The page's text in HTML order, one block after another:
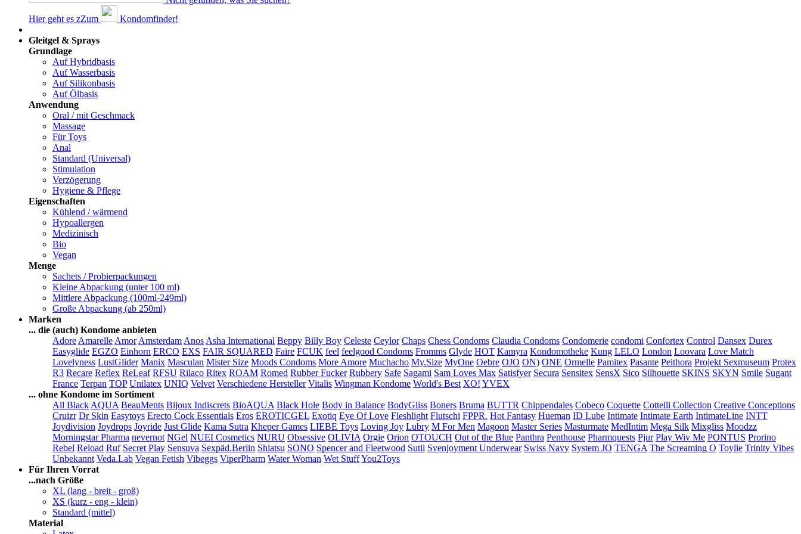
Hier geht es zZum
Kondomfinder!
Gleitgel & Sprays
Grundlage
Auf Hybridbasis
Auf Wasserbasis
Auf Silikonbasis
Auf Ölbasis
Anwendung
Oral / mit Geschmack
Massage
Für Toys
Anal
Standard (Universal)
Stimulation
Verzögerung
Hygiene & Pflege
Eigenschaften
Kühlend / wärmend
Hypoallergen
Medizinisch
Bio
Vegan
Menge
Sachets / Probierpackungen
Kleine Abpackung (unter 100 ml)
Mittlere Abpackung (100ml-249ml)
Große Abpackung (ab 250ml)
Marken
... die (auch) Kondome anbieten
Adore Amarelle Amor Amsterdam Anos Asha International Beppy Billy Boy Celeste Ceylor Chaps Chess Condoms Claudia Condoms Condomerie condomi Confortex Control Dansex Durex
Easyglide EGZO Einhorn ERCO EXS FAIR SQUARED Faire FCUK feel feelgood Condoms Fromms Glyde HOT Kamyra Kondomotheke Kung LELO London Loovara Love Match
Lovelyness LustGlider Manix Masculan Mister Size Moods Condoms More Amore Muchacho My.Size MyOne Oebre OJO ON) ONE Ormelle Pamitex Pasante Peithora Projekt Sexmuseum Protex
R3 Recare Reflex ReLeaf RFSU Rilaco Ritex ROAM Romed Rubber Fucker Rubbery Safe Sagami Sam Loves Max Satisfyer Secura Sensitex SensX Sico Silhouette SKINS SKYN Smile Sugant
France Terpan TOP Unilatex UNIQ Velvet Verschiedene Hersteller Vitalis Wingman Kondome World's Best XO! YVEX
... ohne Kondome im Sortiment
All Black AQUA BeauMents Bijoux Indiscrets BioAQUA Black Hole Body in Balance BodyGliss Boners Bruma BUTTR Chippendales Cobeco Coquette Cottelli Collection Creative Conceptions
Cruizr Dr Skin Easytoys Erecto Cock Essentials Eros EROTICGEL Exotiq Eye Of Love Fleshlight Flutschi FPPR. Hot Fantasy Hueman ID Lube Intimate Intimate Earth IntimateLine INTT
Joydivision Joydrops Joyride Just Glide Kama Sutra Kheper Games LIEBE Toys Loving Joy Lubry M For Men Magoon Master Series Masturmate MedIntim Mega Silk Mixgliss Moodzz
Morningstar Pharma nevernot NGel NUEI Cosmetics NURU Obsessive OLIVIA Orgie Orion OTOUCH Out of the Blue Panthra Penthouse Pharmquests Pjur Play Wiv Me PONTUS Prorino
Rebel Reload Ruf Secret Play Sensuva Sexpäd.Berlin Shiatsu SONO Spencer and Fleetwood Sutil Svenjoyment Underwear Swiss Navy System JO TENGA The Screaming O Toylie Trinity Vibes
Unbekannt Veda.Lab Vegan Fetish Vibeggs ViperPharm Water Woman Wet StuffYou2Toys
Für Ihren Vorrat
...nach Größe
XL (lang - breit - groß)
XS (kurz - eng - klein)
Standard (mittel)
Material